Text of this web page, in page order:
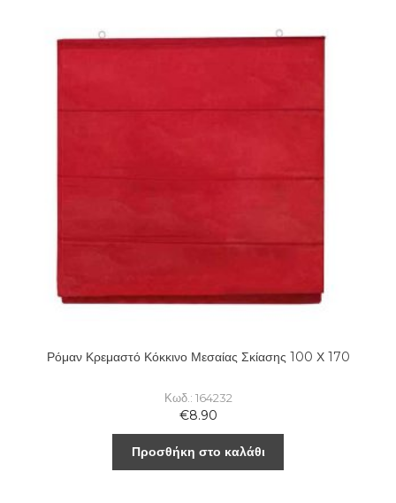
Ρόμαν Κρεμαστό Κόκκινο Μεσαίας Σκίασης 100 Χ 170
Κωδ.: 164232
€8.90
Προσθήκη στο καλάθι